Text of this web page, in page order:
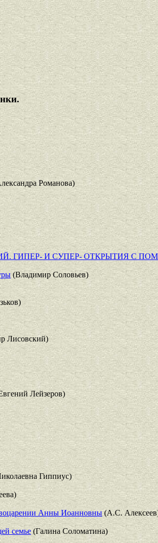
Романова)
ГИПЕР- И СУПЕР- ОТКРЫТИЯ С
(Владимир Соловьев)
Лисовский)
Лейзеров)
Гиппиус)
воцарении Анны Иоанновны(А.С.
семье(Галина Соломатина)